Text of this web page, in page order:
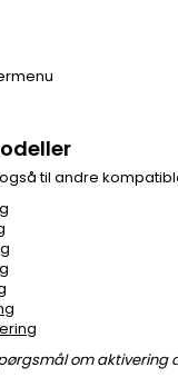
til andre
om aktivering